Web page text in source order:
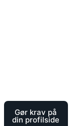
Gør krav på
din profilside